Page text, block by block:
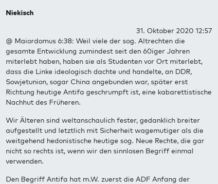
Niekisch
31. Oktober 2020 12:57
@ Maiordomus 6:38: Weil viele der sog. Altrechten die
gesamte Entwicklung zumindest seit den 60iger Jahren
miterlebt haben, haben sie als Studenten vor Ort miterlebt,
dass die Linke ideologisch dachte und handelte, an DDR,
Sowjetunion, sogar China angebunden war, später erst
Richtung heutige Antifa geschrumpft ist, eine kabarettistische
Nachhut des Früheren.
Wir Älteren sind weltanschaulich fester, gedanklich breiter
aufgestellt und letztlich mit Sicherheit wagemutiger als die
weitgehend hedonistische heutige sog. Neue Rechte, die gar
nicht so rechts ist, wenn wir den sinnlosen Begriff einmal
verwenden.
Den Begriff Antifa hat m.W. zuerst die ADF Anfang der